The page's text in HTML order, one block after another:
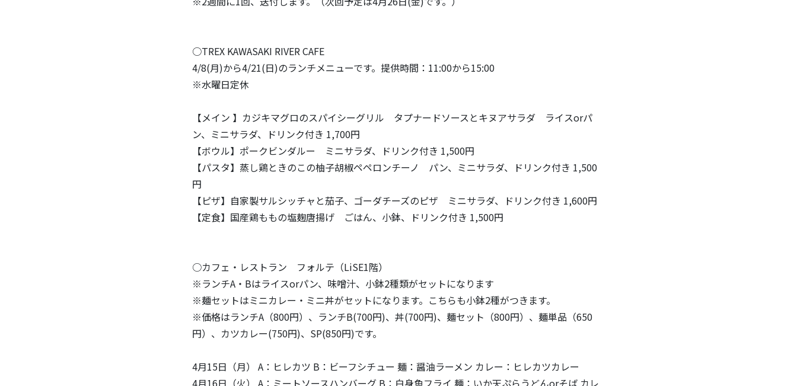
○TREX KAWASAKI RIVER CAFE
4/8(月)から4/21(日)のランチメニューです。提供時間：11:00から15:00
※水曜日定休
【メイン 】カジキマグロのスパイシーグリル タプナードソースとキヌアサラダ ライスorパ
ン、ミニサラダ、ドリンク付き 1,700円
【ボウル】ポークビンダルー ミニサラダ、ドリンク付き 1,500円
【パスタ】蒸し鶏ときのこの柚子胡椒ペペロンチーノ パン、ミニサラダ、ドリンク付き 1,500
円
【ピザ】自家製サルシッチャと茄子、ゴーダチーズのピザ ミニサラダ、ドリンク付き 1,600円
【定食】国産鶏ももの塩麹唐揚げ ごはん、小鉢、ドリンク付き 1,500円
○カフェ・レストラン フォルテ（LiSE1階）
※ランチA・Bはライスorパン、味噌汁、小鉢2種類がセットになります
※麺セットはミニカレー・ミニ丼がセットになります。こちらも小鉢2種がつきます。
※価格はランチA（800円）、ランチB(700円)、丼(700円)、麺セット（800円）、麺単品（650
円）、カツカレー(750円)、SP(850円)です。
4月15日（月） A：ヒレカツ B：ビーフシチュー 麺：醤油ラーメン カレー：ヒレカツカレー
4月16日（火） A：ミートソースハンバーグ B：白身魚フライ 麺：いか天ぷらうどんorそば カレ